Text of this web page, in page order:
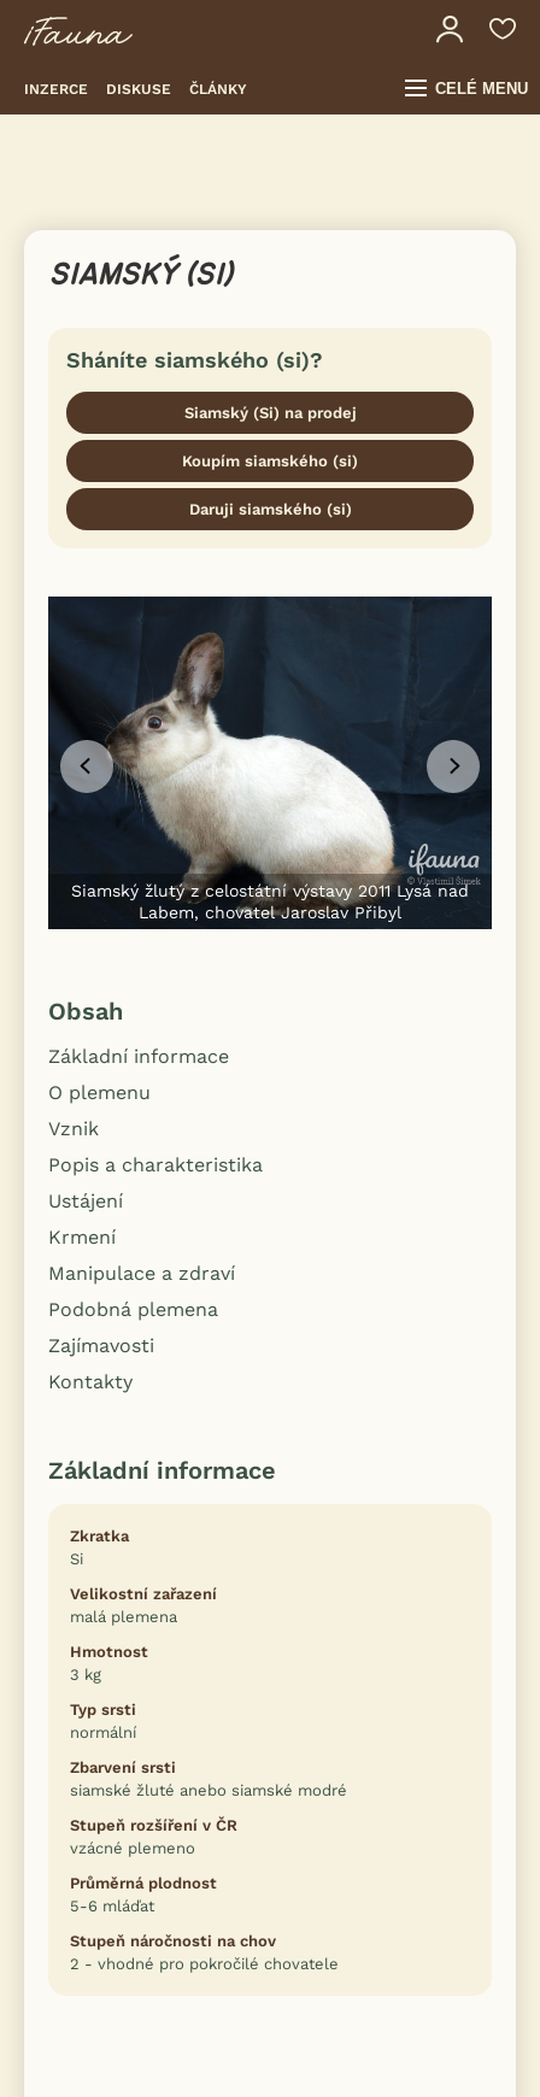
INZERCE DISKUSE ČLÁNKY CELÉ MENU
SIAMSKÝ (SI)
Sháníte siamského (si)?
Siamský (Si) na prodej
Koupím siamského (si)
Daruji siamského (si)
Siamský žlutý z celostátní výstavy 2011 Lysá nad
Labem, chovatel Jaroslav Přibyl
Obsah
Základní informace
O plemenu
Vznik
Popis a charakteristika
Ustájení
Krmení
Manipulace a zdraví
Podobná plemena
Zajímavosti
Kontakty
Základní informace
Zkratka
Si
Velikostní zařazení
malá plemena
Hmotnost
3 kg
Typ srsti
normální
Zbarvení srsti
siamské žluté anebo siamské modré
Stupeň rozšíření v ČR
vzácné plemeno
Průměrná plodnost
5-6 mláďat
Stupeň náročnosti na chov
2 - vhodné pro pokročilé chovatele